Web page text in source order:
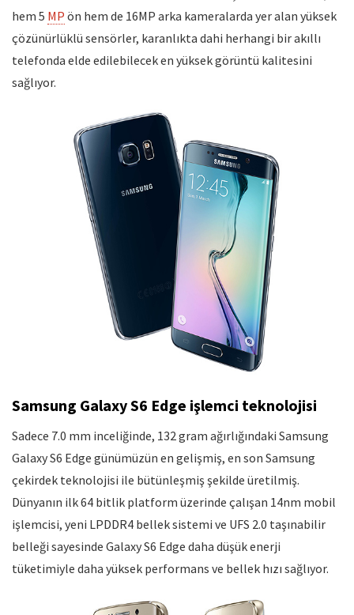
hem 5 MP ön hem de 16MP arka kameralarda yer alan yüksek
çözünürlüklü sensörler, karanlıkta dahi herhangi bir akıllı
telefonda elde edilebilecek en yüksek görüntü kalitesini
sağlıyor.
Samsung Galaxy S6 Edge işlemci teknolojisi
Sadece 7.0 mm inceliğinde, 132 gram ağırlığındaki Samsung
Galaxy S6 Edge günümüzün en gelişmiş, en son Samsung
çekirdek teknolojisi ile bütünleşmiş şekilde üretilmiş.
Dünyanın ilk 64 bitlik platform üzerinde çalışan 14nm mobil
işlemcisi, yeni LPDDR4 bellek sistemi ve UFS 2.0 taşınabilir
belleği sayesinde Galaxy S6 Edge daha düşük enerji
tüketimiyle daha yüksek performans ve bellek hızı sağlıyor.